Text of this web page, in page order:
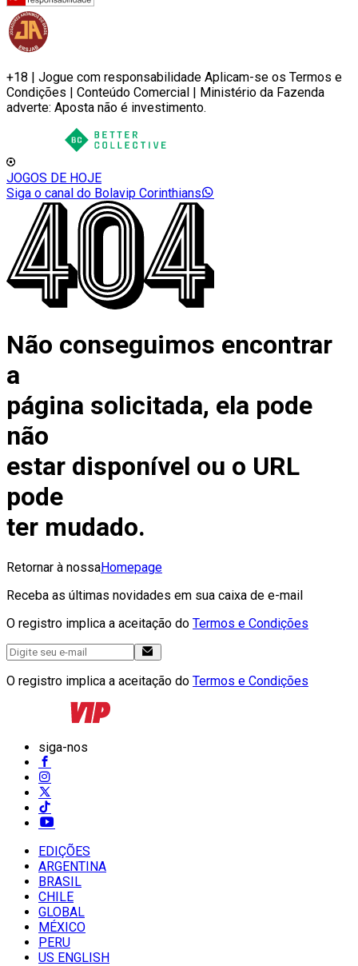
+18 | Jogue com responsabilidade Aplicam-se os Termos e
Condições | Conteúdo Comercial | Ministério da Fazenda
adverte: Aposta não é investimento.
JOGOS DE HOJE
Siga o canal do Bolavip Corinthians
Não conseguimos encontrar
a
página solicitada, ela pode
não
estar disponível ou o URL
pode
ter mudado.
Retornar à nossaHomepage
Receba as últimas novidades em sua caixa de e-mail
O registro implica a aceitação do Termos e Condições
O registro implica a aceitação do Termos e Condições
siga-nos
EDIÇÕES
ARGENTINA
BRASIL
CHILE
GLOBAL
MÉXICO
PERU
US ENGLISH